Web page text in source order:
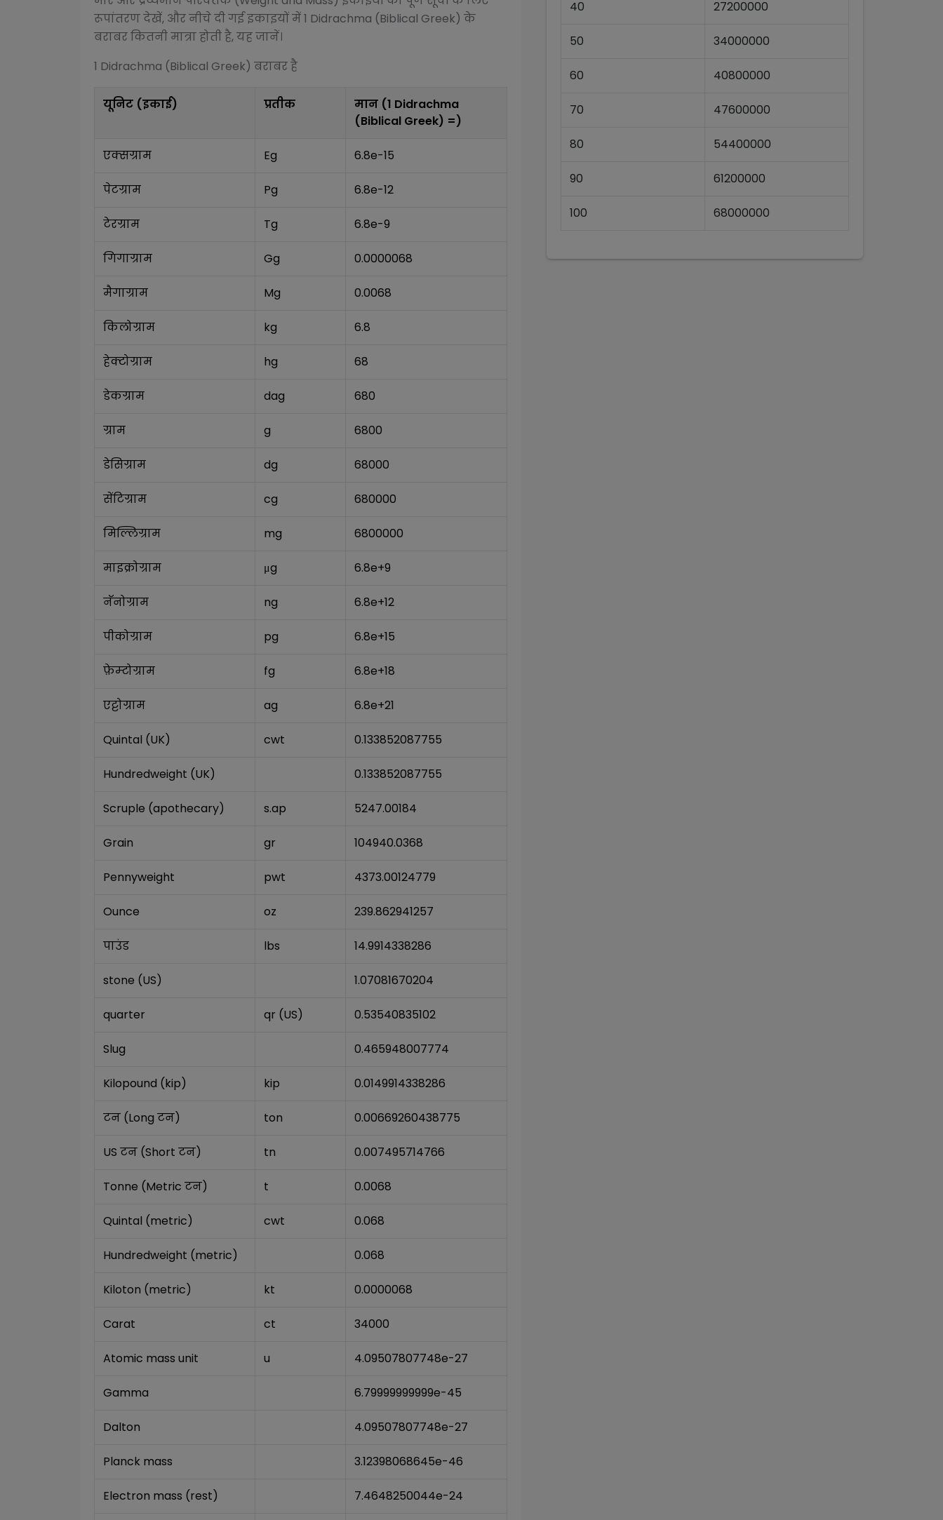
रूपांतरण देखें, और नीचे दी गई इकाइयों में 1 Didrachma (Biblical Greek) के
बराबर कितनी मात्रा होती है, यह जानें।
1 Didrachma (Biblical Greek) बराबर है
यूनिट (इकाई) प्रतीक मान (1 Didrachma
(Biblical Greek) =)
एक्सग्राम Eg 6.8e-15
पेटग्राम Pg 6.8e-12
टेरग्राम Tg 6.8e-9
गिगाग्राम Gg 0.0000068
मैगाग्राम Mg 0.0068
किलोग्राम kg 6.8
हेक्टोग्राम hg 68
डेकग्राम dag 680
ग्राम g 6800
डेसिग्राम dg 68000
सेंटिग्राम cg 680000
मिल्लिग्राम mg 6800000
माइक्रोग्राम μg 6.8e+9
नॅनोग्राम ng 6.8e+12
पीकोग्राम pg 6.8e+15
फ़ेम्टोग्राम fg 6.8e+18
एट्टोग्राम ag 6.8e+21
Quintal (UK) cwt 0.133852087755
Hundredweight (UK) 0.133852087755
Scruple (apothecary) s.ap 5247.00184
Grain gr 104940.0368
Pennyweight pwt 4373.00124779
Ounce oz 239.862941257
पाउंड lbs 14.9914338286
stone (US) 1.07081670204
quarter qr (US) 0.53540835102
Slug 0.465948007774
Kilopound (kip) kip 0.0149914338286
टन (Long टन) ton 0.00669260438775
US टन (Short टन) tn 0.007495714766
Tonne (Metric टन) t 0.0068
Quintal (metric) cwt 0.068
Hundredweight (metric) 0.068
Kiloton (metric) kt 0.0000068
Carat ct 34000
Atomic mass unit u 4.09507807748e-27
Gamma 6.79999999999e-45
Dalton 4.09507807748e-27
Planck mass 3.12398068645e-46
Electron mass (rest) 7.4648250044e-24
40 27200000
50 34000000
60 40800000
70 47600000
80 54400000
90 61200000
100 68000000